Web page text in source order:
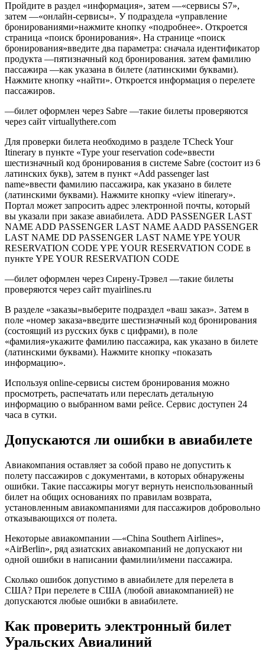
Пройдите в раздел «информация», затем —«сервисы S7»,
затем —«онлайн-сервисы». У подраздела «управление
бронированиями»нажмите кнопку «подробнее». Откроется
страница «поиск бронирования». На странице «поиск
бронирования»введите два параметра: сначала идентификатор
продукта —пятизначный код бронирования. затем фамилию
пассажира —как указана в билете (латинскими буквами).
Нажмите кнопку «найти». Откроется информация о перелете
пассажиров.
—билет оформлен через Sabre —такие билеты проверяются
через сайт virtuallythere.com
Для проверки билета необходимо в разделе TCheck Your
Itinerary в пункте «Type your reservation code»ввести
шестизначный код бронирования в системе Sabre (состоит из 6
латинских букв), затем в пункт «Add passenger last
name»ввести фамилию пассажира, как указано в билете
(латинскими буквами). Нажмите кнопку «view itinerary».
Портал может запросить адрес электронной почты, который
вы указали при заказе авиабилета. ADD PASSENGER LAST
NAME ADD PASSENGER LAST NAME AADD PASSENGER
LAST NAME DD PASSENGER LAST NAME YPE YOUR
RESERVATION CODE YPE YOUR RESERVATION CODE в
пункте YPE YOUR RESERVATION CODE
—билет оформлен через Сирену-Трэвел —такие билеты
проверяются через сайт myairlines.ru
В разделе «заказы»выберите подраздел «ваш заказ». Затем в
поле «номер заказа»введите шестизначный код бронирования
(состоящий из русских букв с цифрами), в поле
«фамилия»укажите фамилию пассажира, как указано в билете
(латинскими буквами). Нажмите кнопку «показать
информацию».
Используя online-сервисы систем бронирования можно
просмотреть, распечатать или переслать детальную
информацию о выбранном вами рейсе. Сервис доступен 24
часа в сутки.
Допускаются ли ошибки в авиабилете
Авиакомпания оставляет за собой право не допустить к
полету пассажиров с документами, в которых обнаружены
ошибки. Такие пассажиры могут вернуть неиспользованный
билет на общих основаниях по правилам возврата,
установленным авиакомпаниями для пассажиров добровольно
отказывающихся от полета.
Некоторые авиакомпании —«China Southern Airlines»,
«AirBerlin», ряд азиатских авиакомпаний не допускают ни
одной ошибки в написании фамилии/имени пассажира.
Сколько ошибок допустимо в авиабилете для перелета в
США? При перелете в США (любой авиакомпанией) не
допускаются любые ошибки в авиабилете.
Как проверить электронный билет
Уральских Авиалиний